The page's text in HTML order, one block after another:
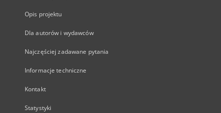
Opis projektu
Dla autorów i wydawców
Najczęściej zadawane pytania
Informacje techniczne
Kontakt
Statystyki